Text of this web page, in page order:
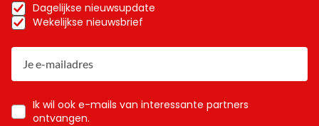
Dagelijkse nieuwsupdate
Wekelijkse nieuwsbrief
Ik wil ook e-mails van interessante partners
ontvangen.